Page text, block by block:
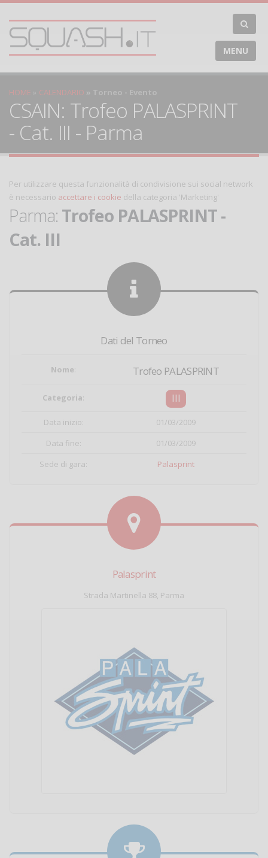
MENU
HOME CALENDARIO Torneo - Evento
CSAIN: Trofeo PALASPRINT
- Cat. III - Parma
Per utilizzare questa funzionalità di condivisione sui social network
è necessario accettare i cookie della categoria 'Marketing'
Parma: Trofeo PALASPRINT -
Cat. III
Dati del Torneo
Nome: Trofeo PALASPRINT
Categoria: III
Data inizio:
01/03/2009
Data fine:
01/03/2009
Sede di gara:
Palasprint
Palasprint
Strada Martinella 88, Parma